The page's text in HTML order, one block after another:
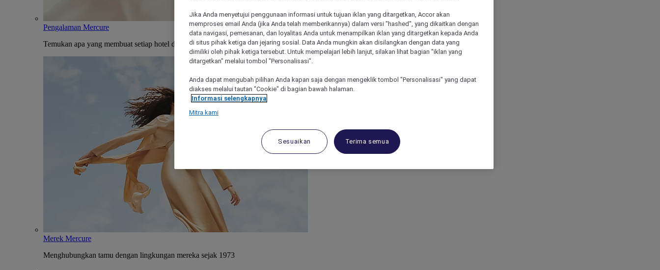
Pengalaman Mercure
Temukan apa yang membuat setiap hotel dan penginapan Mercure unik
Merek Mercure
Menghubungkan tamu dengan lingkungan mereka sejak 1973
Jika Anda menyetujui penggunaan informasi untuk tujuan iklan yang ditargetkan, Accor akan
memproses email Anda (jika Anda telah memberikannya) dalam versi "hashed", yang dikaitkan dengan
data navigasi, pemesanan, dan loyalitas Anda untuk menampilkan iklan yang ditargetkan kepada Anda
di situs pihak ketiga dan jejaring sosial. Data Anda mungkin akan disilangkan dengan data yang
dimiliki oleh pihak ketiga tersebut. Untuk mempelajari lebih lanjut, silakan lihat bagian "iklan yang
ditargetkan" melalui tombol "Personalisasi".
Anda dapat mengubah pilihan Anda kapan saja dengan mengeklik tombol "Personalisasi" yang dapat
diakses melalui tautan "Cookie" di bagian bawah halaman.
Informasi selengkapnya
Mitra kami
Sesuaikan Terima semua